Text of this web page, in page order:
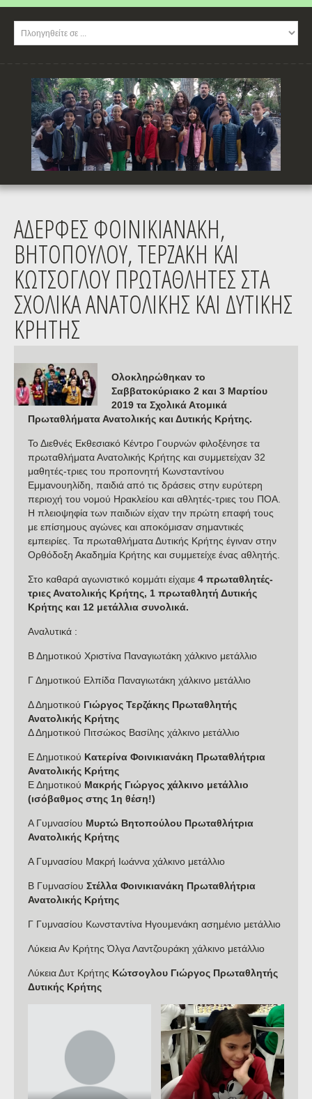
ΑΔΕΡΦΕΣ ΦΟΙΝΙΚΙΑΝΑΚΗ,
ΒΗΤΟΠΟΥΛΟΥ, ΤΕΡΖΑΚΗ ΚΑΙ
ΚΩΤΣΟΓΛΟΥ ΠΡΩΤΑΘΛΗΤΕΣ ΣΤΑ
ΣΧΟΛΙΚΑ ΑΝΑΤΟΛΙΚΗΣ ΚΑΙ ΔΥΤΙΚΗΣ
ΚΡΗΤΗΣ
Ολοκληρώθηκαν το
Σαββατοκύριακο 2 και 3 Μαρτίου
2019 τα Σχολικά Ατομικά
Πρωταθλήματα Ανατολικής και Δυτικής Κρήτης.
Το Διεθνές Εκθεσιακό Κέντρο Γουρνών φιλοξένησε τα
πρωταθλήματα Ανατολικής Κρήτης και συμμετείχαν 32
μαθητές-τριες του προπονητή Κωνσταντίνου
Εμμανουηλίδη, παιδιά από τις δράσεις στην ευρύτερη
περιοχή του νομού Ηρακλείου και αθλητές-τριες του ΠΟΑ.
Η πλειοψηφία των παιδιών είχαν την πρώτη επαφή τους
με επίσημους αγώνες και αποκόμισαν σημαντικές
εμπειρίες. Τα πρωταθλήματα Δυτικής Κρήτης έγιναν στην
Ορθόδοξη Ακαδημία Κρήτης και συμμετείχε ένας αθλητής.
Στο καθαρά αγωνιστικό κομμάτι είχαμε 4 πρωταθλητές-
τριες Ανατολικής Κρήτης, 1 πρωταθλητή Δυτικής
Κρήτης και 12 μετάλλια συνολικά.
Αναλυτικά :
Β Δημοτικού Χριστίνα Παναγιωτάκη χάλκινο μετάλλιο
Γ Δημοτικού Ελπίδα Παναγιωτάκη χάλκινο μετάλλιο
Δ Δημοτικού Γιώργος Τερζάκης Πρωταθλητής
Ανατολικής Κρήτης
Δ Δημοτικού Πιτσώκος Βασίλης χάλκινο μετάλλιο
Ε Δημοτικού Κατερίνα Φοινικιανάκη Πρωταθλήτρια
Ανατολικής Κρήτης
Ε Δημοτικού Μακρής Γιώργος χάλκινο μετάλλιο
(ισόβαθμος στης 1η θέση!)
Α Γυμνασίου Μυρτώ Βητοπούλου Πρωταθλήτρια
Ανατολικής Κρήτης
Α Γυμνασίου Μακρή Ιωάννα χάλκινο μετάλλιο
Β Γυμνασίου Στέλλα Φοινικιανάκη Πρωταθλήτρια
Ανατολικής Κρήτης
Γ Γυμνασίου Κωνσταντίνα Ηγουμενάκη ασημένιο μετάλλιο
Λύκεια Αν Κρήτης Όλγα Λαντζουράκη χάλκινο μετάλλιο
Λύκεια Δυτ Κρήτης Κώτσογλου Γιώργος Πρωταθλητής
Δυτικής Κρήτης